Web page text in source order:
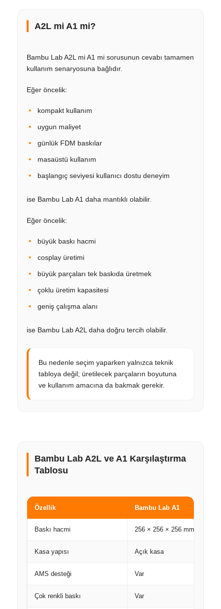
A2L mi A1 mi?
Bambu Lab A2L mi A1 mi sorusunun cevabı tamamen
kullanım senaryosuna bağlıdır.
Eğer öncelik:
kompakt kullanım
uygun maliyet
günlük FDM baskılar
masaüstü kullanım
başlangıç seviyesi kullanıcı dostu deneyim
ise Bambu Lab A1 daha mantıklı olabilir.
Eğer öncelik:
büyük baskı hacmi
cosplay üretimi
büyük parçaları tek baskıda üretmek
çoklu üretim kapasitesi
geniş çalışma alanı
ise Bambu Lab A2L daha doğru tercih olabilir.
Bu nedenle seçim yaparken yalnızca teknik
tabloya değil; üretilecek parçaların boyutuna
ve kullanım amacına da bakmak gerekir.
Bambu Lab A2L ve A1 Karşılaştırma
Tablosu
Özellik Bambu Lab A1
Baskı hacmi 256 × 256 × 256 mm
Kasa yapısı Açık kasa
AMS desteği Var
Çok renkli baskı Var